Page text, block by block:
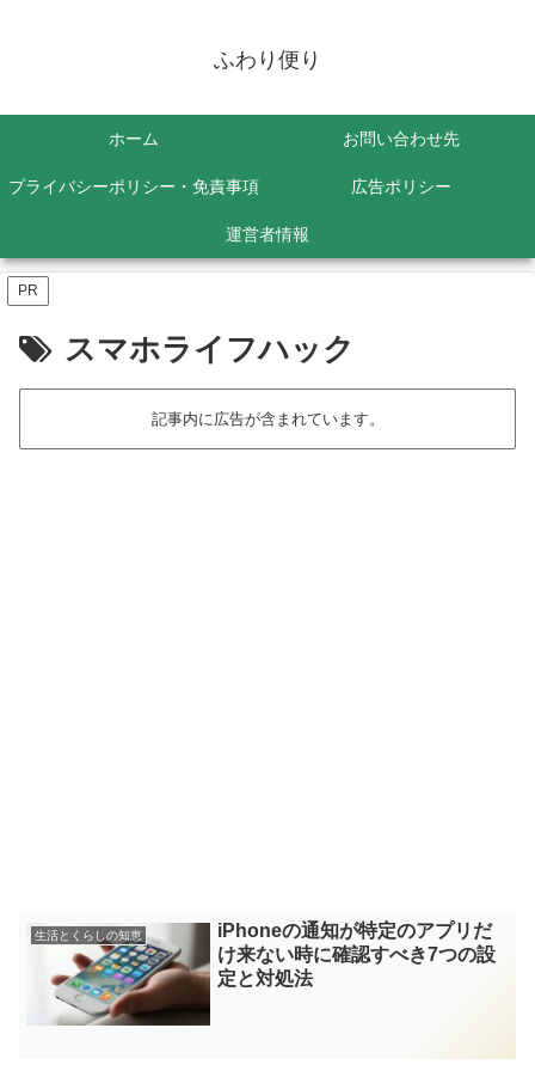
ふわり便り
ホーム お問い合わせ先
プライバシーポリシー・免責事項 広告ポリシー
運営者情報
PR
スマホライフハック
記事内に広告が含まれています。
生活とくらしの知恵
iPhoneの通知が特定のアプリだ
け来ない時に確認すべき7つの設
定と対処法